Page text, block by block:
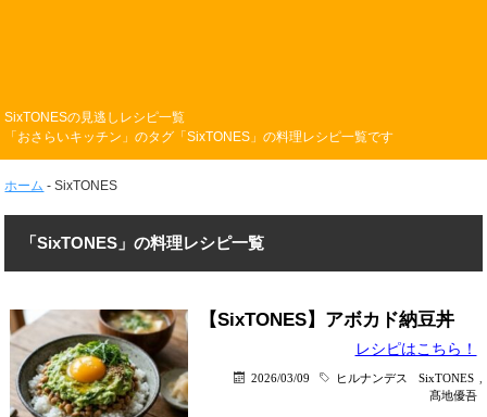
SixTONESの見逃しレシピ一覧
「おさらいキッチン」のタグ「SixTONES」の料理レシピ一覧です
ホーム -SixTONES
「SixTONES」の料理レシピ一覧
【SixTONES】アボカド納豆丼
レシピはこちら！
2026/03/09 ヒルナンデス SixTONES
髙地優吾